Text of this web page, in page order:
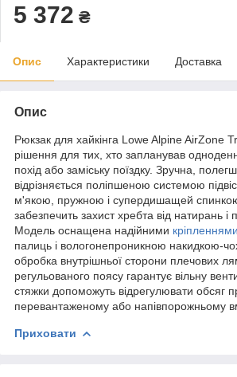
5 372 ₴
Опис Характеристики Доставка
Опис
Рюкзак для хайкінга Lowe Alpine AirZone
рішення для тих, хто запланував
похід або заміську поїздку. Зручна,
відрізняється поліпшеною системою
м'якою, пружною і супердишащей
забезпечить захист хребта від натирань і
Модель оснащена надійними кріпленнями
палиць і вологонепроникною накидкою-
обробка внутрішньої сторони плечових
регульованого поясу гарантує вільну
стяжки допоможуть відрегулювати обсяг
перевантаженому або напівпорожньому
Приховати